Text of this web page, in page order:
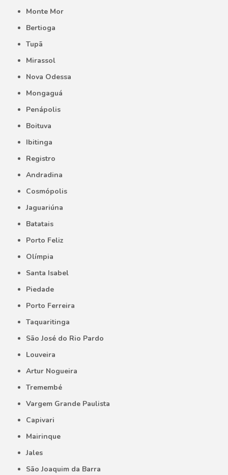
Monte Mor
Bertioga
Tupã
Mirassol
Nova Odessa
Mongaguá
Penápolis
Boituva
Ibitinga
Registro
Andradina
Cosmópolis
Jaguariúna
Batatais
Porto Feliz
Olímpia
Santa Isabel
Piedade
Porto Ferreira
Taquaritinga
São José do Rio Pardo
Louveira
Artur Nogueira
Tremembé
Vargem Grande Paulista
Capivari
Mairinque
Jales
São Joaquim da Barra